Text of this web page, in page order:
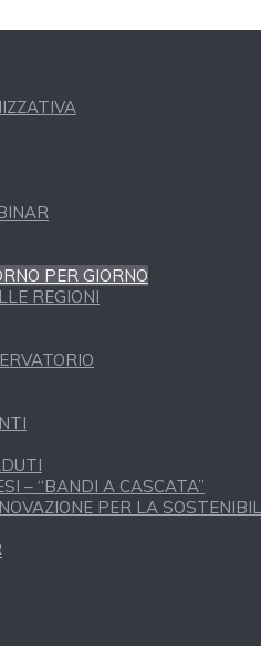
PER GIORNO
REGIONI
– “BANDI A CASCATA”
PER LA